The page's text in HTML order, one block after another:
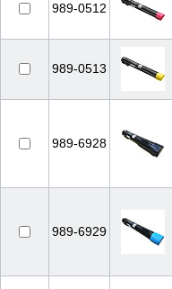
989-0512
989-0513
989-6928
989-6929